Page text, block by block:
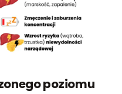
poziomu